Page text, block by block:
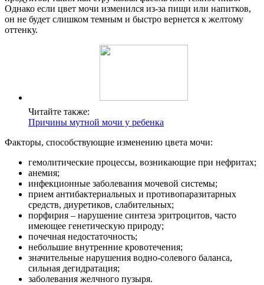
Однако если цвет мочи изменился из-за пищи или напитков,
он не будет слишком темным и быстро вернется к желтому
оттенку.
Читайте также:
Причины мутной мочи у ребенка
Факторы, способствующие изменению цвета мочи:
гемолитические процессы, возникающие при нефритах;
анемия;
инфекционные заболевания мочевой системы;
прием антибактериальных и противопаразитарных
средств, диуретиков, слабительных;
порфирия – нарушение синтеза эритроцитов, часто
имеющее генетическую природу;
почечная недостаточность;
небольшие внутренние кровотечения;
значительные нарушения водно-солевого баланса,
сильная дегидратация;
заболевания желчного пузыря.